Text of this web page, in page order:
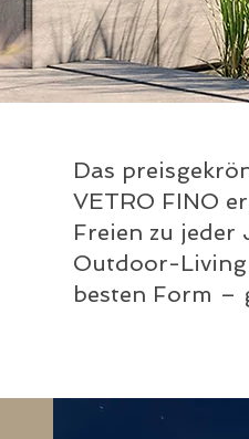
Das
VETRO FINO
Freien zu jeder
Outdoor-
besten Form –